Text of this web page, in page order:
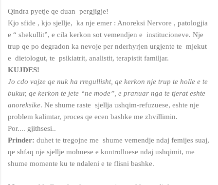
Qindra pyetje qe duan pergjigje!
Kjo sfide , kjo sjellje, ka nje emer : Anoreksi Nervore , patologjia
e “ shekullit”, e cila kerkon sot vemendjen e institucioneve. Nje
trup qe po degradon ka nevoje per nderhyrjen urgjente te mjekut
e dietologut, te psikiatrit, analistit, terapistit familjar.
KUJDES!
Jo cdo vajze qe nuk ha rregullisht, qe kerkon nje trup te holle e te
bukur, qe kerkon te jete “ne mode”, e pranuar nga te tjerat eshte
anoreksike. Ne shume raste sjellja ushqim-refuzuese, eshte nje
problem kalimtar, proces qe ecen bashke me zhvillimin.
Por.... gjithsesi..
Prinder: duhet te tregojne me shume vemendje ndaj femijes suaj,
qe shfaq nje sjellje mohuese e kontrolluese ndaj ushqimit, me
shume momente ku te ndaleni e te flisni bashke.